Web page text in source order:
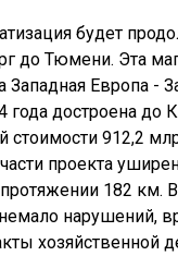
будет
до Тюмени. Эта
Европа -
года достроена
стоимости 912,2
проекта
182 км.
нарушений,
хозяйственной